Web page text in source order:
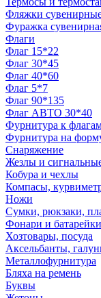
Фляжки
Фуражка
Флаги
Флаг 15*22
Флаг 30*45
Флаг 40*60
Флаг 5*7
Флаг 90*135
Флаг АВТО 30*40
Фурнитура к
Фурнитура на
Снаряжение
Жезлы и
Кобура и чехлы
Компасы,
Ножи
Сумки, рюкзаки,
Фонари и батарейки
Хозтовары, посуда
Аксельбанты,
Металлофурнитура
Бляха на ремень
Буквы